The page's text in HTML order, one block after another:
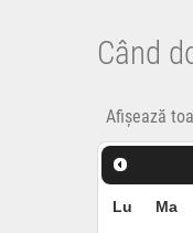
Când
Afișează
Lu Ma